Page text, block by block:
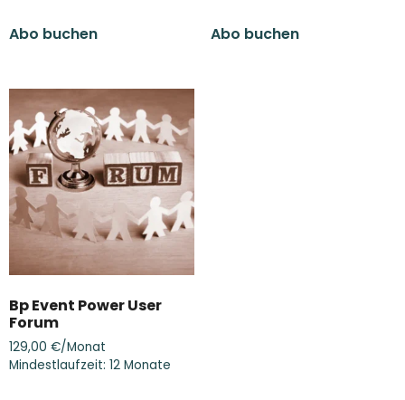
Abo buchen Abo buchen
Bp Event Power User
Forum
129,00 €/Monat
Mindestlaufzeit: 12 Monate